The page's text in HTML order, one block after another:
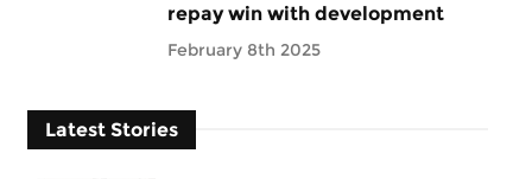
repay win with development
February 8th 2025
Latest Stories